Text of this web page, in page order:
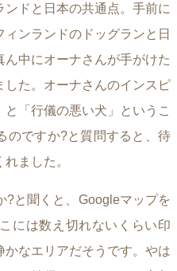
ドと日本の共通点。手前に
ンランドのドッグランと日
中にオーナさんが手がけた
た。オーナさんのインスピ
「行儀の悪い犬」というこ
のですか?と質問すると、待
ました。
?と聞くと、Googleマップを
には数え切れないくらい印
なエリアだそうです。やは